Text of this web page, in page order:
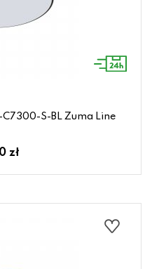
C7300-S-BL Zuma Line
zł